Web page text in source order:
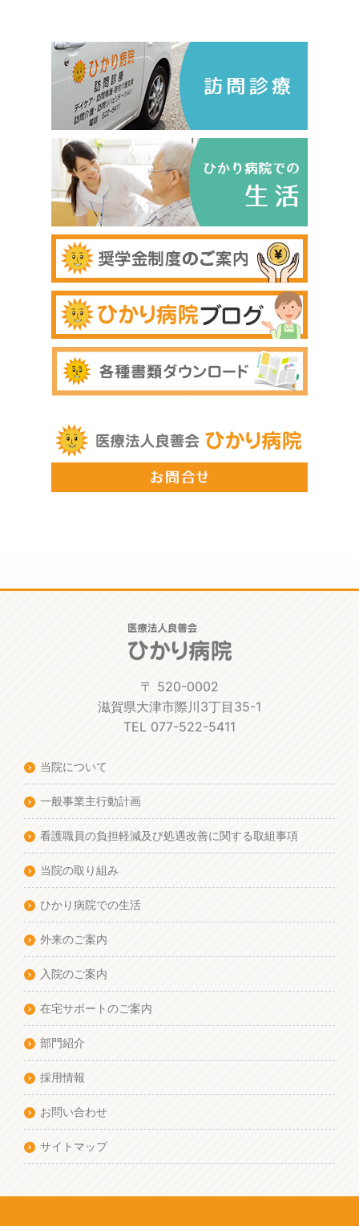
〒 520-0002
滋賀県大津市際川3丁目35-1
TEL 077-522-5411
当院について
一般事業主行動計画
看護職員の負担軽減及び処遇改善に関する取組事項
当院の取り組み
ひかり病院での生活
外来のご案内
入院のご案内
在宅サポートのご案内
部門紹介
採用情報
お問い合わせ
サイトマップ